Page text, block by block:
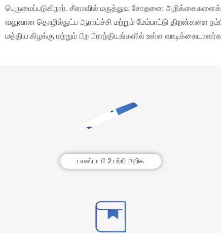
பெருமைப்படுகிறார். சீனாவில் மருத்துவ சோதனை
வலுவான தொழில்நுட்ப ஆராய்ச்சி மற்றும் மேம்பாட்டு திறன்களை
மத்திய கிழக்கு மற்றும் பிற பிராந்தியங்களில் உள்ள
பாண்டா பி 2 பற்றி அறிக